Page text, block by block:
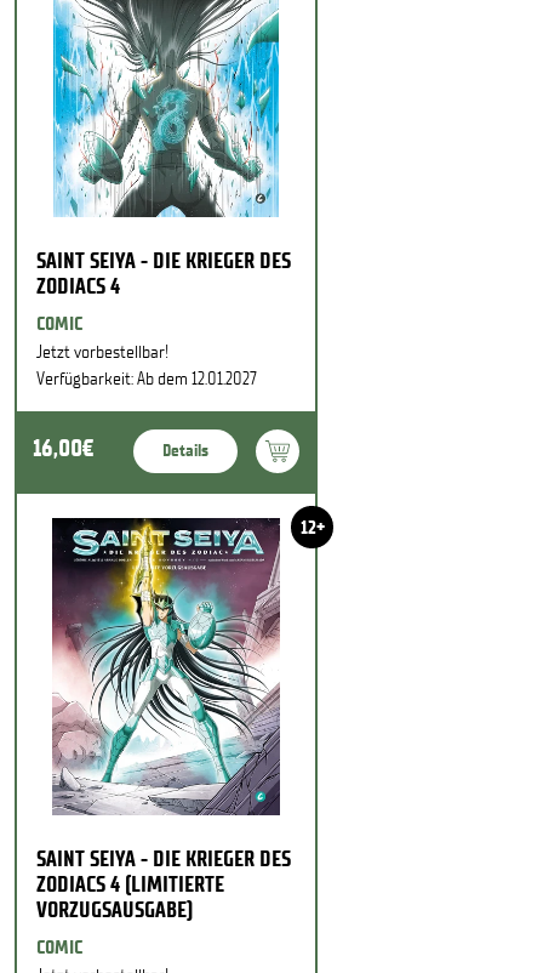
SAINT SEIYA - DIE KRIEGER DES
ZODIACS 4
COMIC
Jetzt vorbestellbar!
Verfügbarkeit: Ab dem 12.01.2027
16,00€ Details
12+
SAINT SEIYA - DIE KRIEGER DES
ZODIACS 4 (LIMITIERTE
VORZUGSAUSGABE)
COMIC